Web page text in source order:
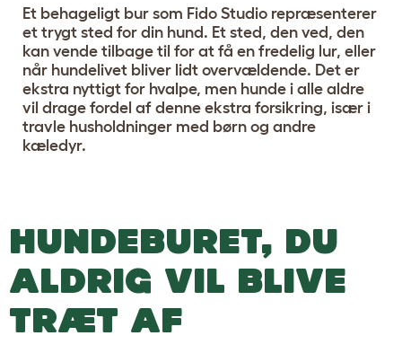
Et behageligt bur som Fido Studio repræsenterer
et trygt sted for din hund. Et sted, den ved, den
kan vende tilbage til for at få en fredelig lur, eller
når hundelivet bliver lidt overvældende. Det er
ekstra nyttigt for hvalpe, men hunde i alle aldre
vil drage fordel af denne ekstra forsikring, især i
travle husholdninger med børn og andre
kæledyr.
HUNDEBURET, DU
ALDRIG VIL BLIVE
TRÆT AF